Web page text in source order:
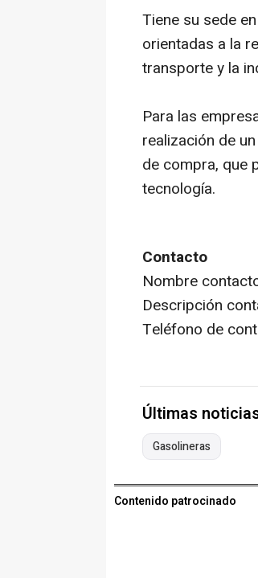
Tiene su sede
orientadas a la
transporte y la
Para las
realización de
de compra, que
tecnología.
Contacto
Nombre
Descripción
Teléfono de
Últimas
Gasolineras
Contenido patrocinado